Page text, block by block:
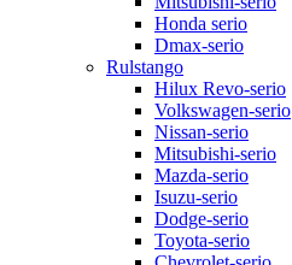
Honda serio
Dmax-serio
Rulstango
Hilux Revo-serio
Volkswagen-serio
Nissan-serio
Mitsubishi-serio
Mazda-serio
Isuzu-serio
Dodge-serio
Toyota-serio